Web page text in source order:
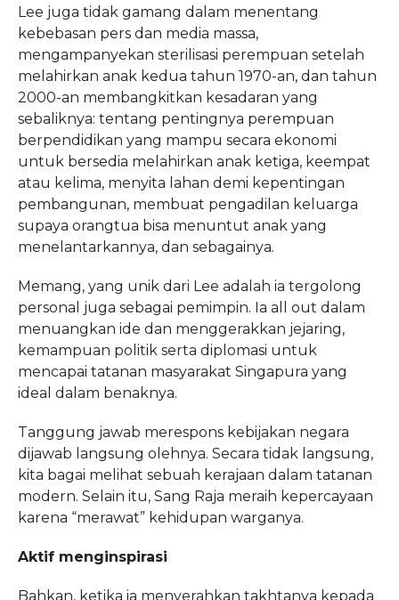
Lee juga tidak gamang dalam menentang
kebebasan pers dan media massa,
mengampanyekan sterilisasi perempuan setelah
melahirkan anak kedua tahun 1970-an, dan tahun
2000-an membangkitkan kesadaran yang
sebaliknya: tentang pentingnya perempuan
berpendidikan yang mampu secara ekonomi
untuk bersedia melahirkan anak ketiga, keempat
atau kelima, menyita lahan demi kepentingan
pembangunan, membuat pengadilan keluarga
supaya orangtua bisa menuntut anak yang
menelantarkannya, dan sebagainya.
Memang, yang unik dari Lee adalah ia tergolong
personal juga sebagai pemimpin. Ia all out dalam
menuangkan ide dan menggerakkan jejaring,
kemampuan politik serta diplomasi untuk
mencapai tatanan masyarakat Singapura yang
ideal dalam benaknya.
Tanggung jawab merespons kebijakan negara
dijawab langsung olehnya. Secara tidak langsung,
kita bagai melihat sebuah kerajaan dalam tatanan
modern. Selain itu, Sang Raja meraih kepercayaan
karena “merawat” kehidupan warganya.
Aktif menginspirasi
Bahkan, ketika ia menyerahkan takhtanya kepada